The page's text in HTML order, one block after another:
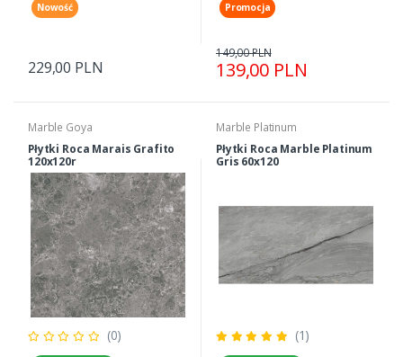
Nowość
229,00 PLN
Promocja
139,00 PLN
149,00 PLN
Marble Goya
Płytki Roca Marais Grafito
120x120r
(0)
Marble Platinum
Płytki Roca Marble Platinum
Gris 60x120
(1)